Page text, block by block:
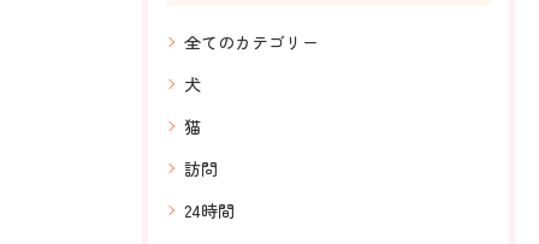
全てのカテゴリー
犬
猫
訪問
24時間